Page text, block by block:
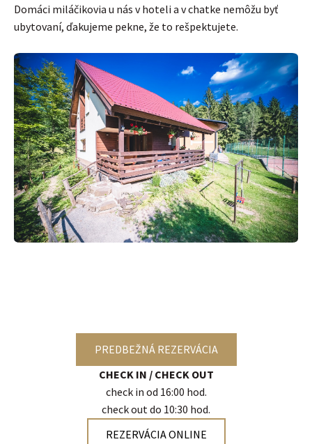
Domáci miláčikovia u nás v hoteli a v chatke nemôžu byť
ubytovaní, ďakujeme pekne, že to rešpektujete.
PREDBEŽNÁ REZERVÁCIA
CHECK IN / CHECK OUT
check in od 16:00 hod.
check out do 10:30 hod.
REZERVÁCIA ONLINE